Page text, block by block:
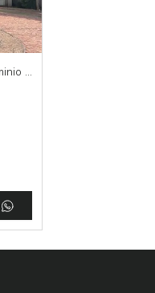
Casa en condominio en venta